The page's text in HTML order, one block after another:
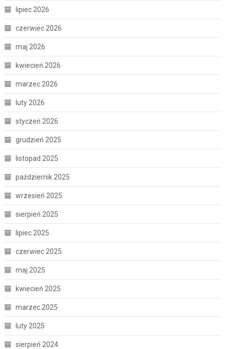
lipiec 2026
czerwiec 2026
maj 2026
kwiecień 2026
marzec 2026
luty 2026
styczeń 2026
grudzień 2025
listopad 2025
październik 2025
wrzesień 2025
sierpień 2025
lipiec 2025
czerwiec 2025
maj 2025
kwiecień 2025
marzec 2025
luty 2025
sierpień 2024